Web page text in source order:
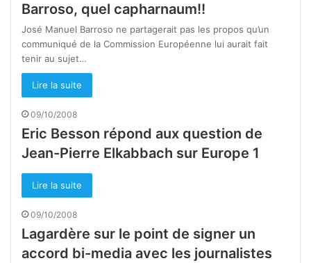
Barroso, quel capharnaum!!
José Manuel Barroso ne partagerait pas les propos qu’un
communiqué de la Commission Européenne lui aurait fait
tenir au sujet…
Lire la suite
09/10/2008
Eric Besson répond aux question de
Jean-Pierre Elkabbach sur Europe 1
Lire la suite
09/10/2008
Lagardère sur le point de signer un
accord bi-media avec les journalistes